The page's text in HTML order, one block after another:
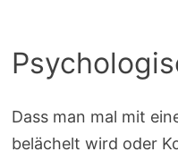
Dass man mal mit
belächelt wird oder